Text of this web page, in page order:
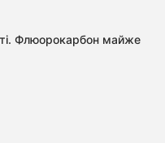
Флюорокарбон майже